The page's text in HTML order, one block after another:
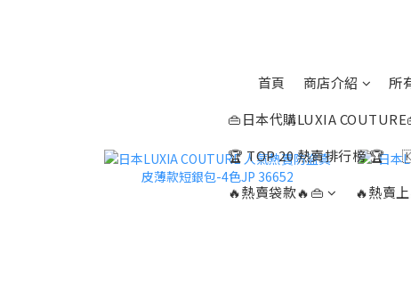
首頁 商店介紹 所
👜日本代購LUXIA
🏆 TOP 20 熱賣排行榜 🏆
🔥熱賣袋款🔥👜
🔥熱賣